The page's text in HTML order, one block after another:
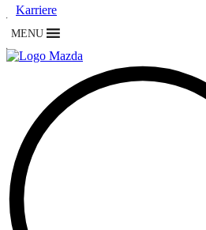
Karriere
MENU